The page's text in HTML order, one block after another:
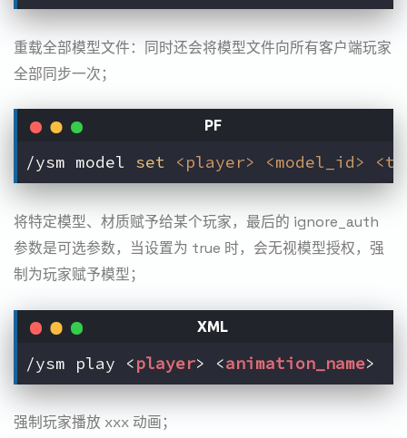
重载全部模型文件：同时还会将模型文件向所有客户端玩家
全部同步一次；
/ysm model set <player> <model_id>
将特定模型、材质赋予给某个玩家，最后的 ignore_auth
参数是可选参数，当设置为 true 时，会无视模型授权，强
制为玩家赋予模型；
/ysm play <player> <animation_name>
强制玩家播放 xxx 动画；